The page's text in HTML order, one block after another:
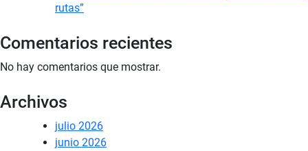
rutas”
Comentarios recientes
No hay comentarios que mostrar.
Archivos
julio 2026
junio 2026